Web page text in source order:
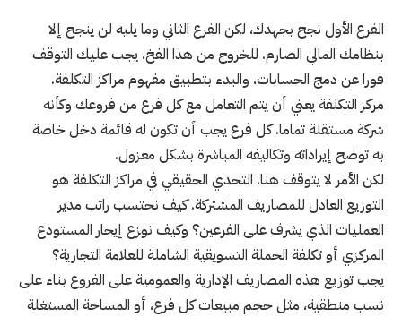
الفرع الأول نجح بجهدك، لكن الفرع الثاني وما يليه لن ينجح إلا
بنظامك المالي الصارم. للخروج من هذا الفخ، يجب عليك التوقف
فورا عن دمج الحسابات، والبدء بتطبيق مفهوم مراكز التكلفة.
مركز التكلفة يعني أن يتم التعامل مع كل فرع من فروعك وكأنه
شركة مستقلة تماما. كل فرع يجب أن تكون له قائمة دخل خاصة
به توضح إيراداته وتكاليفه المباشرة بشكل معزول.
لكن الأمر لا يتوقف هنا. التحدي الحقيقي في مراكز التكلفة هو
التوزيع العادل للمصاريف المشتركة. كيف نحتسب راتب مدير
العمليات الذي يشرف على الفرعين؟ وكيف نوزع إيجار المستودع
المركزي أو تكلفة الحملة التسويقية الشاملة للعلامة التجارية؟
يجب توزيع هذه المصاريف الإدارية والعمومية على الفروع بناء على
نسب منطقية، مثل حجم مبيعات كل فرع، أو المساحة المستغلة